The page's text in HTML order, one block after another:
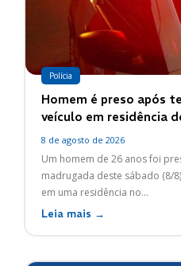
Polícia
Homem é preso após
veículo em residência
8 de agosto de 2026
Um homem de 26 anos foi
madrugada deste sábado (8/
em uma residência no...
Leia mais →